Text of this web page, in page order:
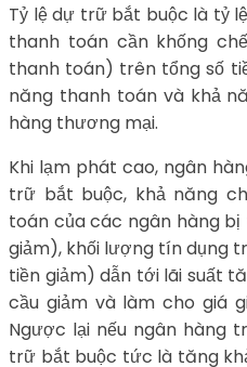
Tỷ lệ dự trữ bắt buộc là tỷ
thanh toán cần khống
thanh toán) trên tổng số
năng thanh toán và khả
hàng thương mại.
Khi lạm phát cao, ngân
trữ bắt buộc, khả năng
toán của các ngân hàng
giảm), khối lượng tín dụng
tiền giảm) dẫn tới lãi suất
cầu giảm và làm cho giá
Ngược lại nếu ngân hàng
trữ bắt buộc tức là tăng